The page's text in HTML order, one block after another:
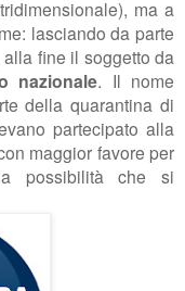
ma a
lasciando da parte
fine il soggetto da
nazionale. Il nome
della quarantina di
partecipato alla
maggior favore per
possibilità che si